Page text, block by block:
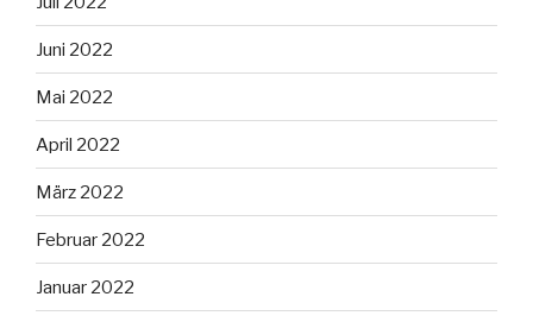
Juni 2022
Mai 2022
April 2022
März 2022
Februar 2022
Januar 2022